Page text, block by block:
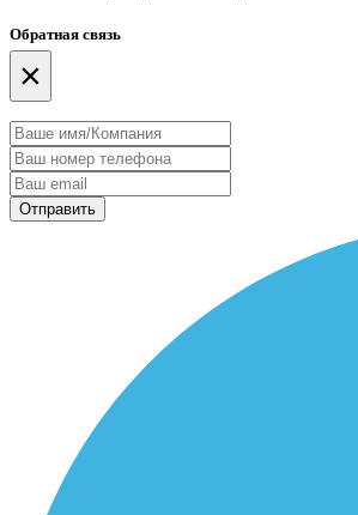
Обратная связь
×
Отправить